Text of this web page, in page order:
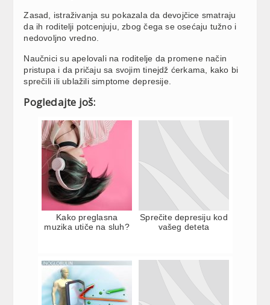
Zasad, istraživanja su pokazala da devojčice smatraju
da ih roditelji potcenjuju, zbog čega se osećaju tužno i
nedovoljno vredno.
Naučnici su apelovali na roditelje da promene način
pristupa i da pričaju sa svojim tinejdž ćerkama, kako bi
sprečili ili ublažili simptome depresije.
Pogledajte još:
Kako preglasna
muzika utiče na sluh?
Sprečite depresiju kod
vašeg deteta